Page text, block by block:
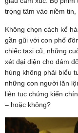
trọng tâm vào niềm
Không chọn cách kể
gần gũi với con phố
chiếc taxi cũ, những
xét đại diện cho đám
hùng không phải biểu
những con người lăn
liên tục chứng kiến
– hoặc không?